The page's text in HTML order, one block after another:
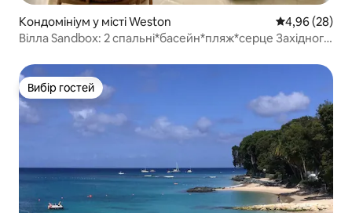
Кондомініум у місті Weston Середня
4,96 (28)
Вілла Sandbox: 2 спальні*басейн*пляж*серце Західного
Вибір гостей
Вибір гостей